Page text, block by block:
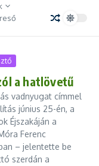
a hatlövetű
vadnyugat címmel
június 25-én, a
Éjszakáján a
Ferenc
– jelentette be
szerdán a